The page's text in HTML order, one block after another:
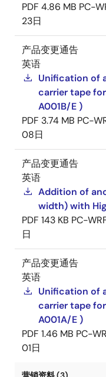
PDF 4.86 MB PC-
23日
产品变更通告
英语
Unification of
carrier tape
A001B/E )
PDF 3.74 MB PC-
08日
产品变更通告
英语
Addition of
width) with
PDF 143 KB PC-
日
产品变更通告
英语
Unification of
carrier tape
A001A/E )
PDF 1.46 MB PC-
01日